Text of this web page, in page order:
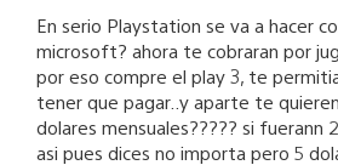
En serio Playstation se va a hacer
microsoft? ahora te cobraran por
por eso compre el play 3, te
tener que pagar..y aparte te
dolares mensuales????? si fuerann
asi pues dices no importa pero 5